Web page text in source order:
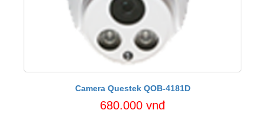
Camera Questek QOB-4181D
680.000 vnđ